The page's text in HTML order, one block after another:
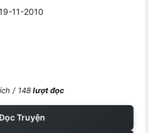
11-2010
/ 148lượt đọc
Truyện